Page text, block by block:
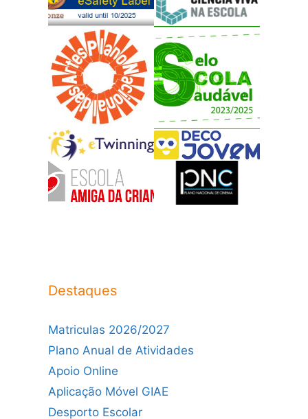
Destaques
Matriculas 2026/2027
Plano Anual de Atividades
Apoio Online
Aplicação Móvel GIAE
Desporto Escolar